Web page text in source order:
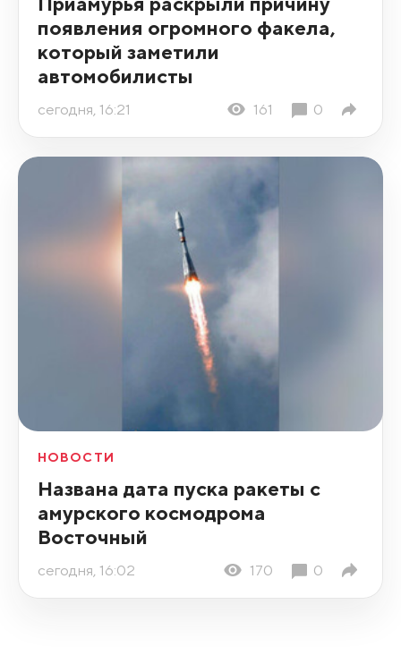
появления огромного факела,
который заметили
автомобилисты
сегодня, 16:21 161 0
НОВОСТИ
Названа дата пуска ракеты с
амурского космодрома
Восточный
сегодня, 16:02 170 0